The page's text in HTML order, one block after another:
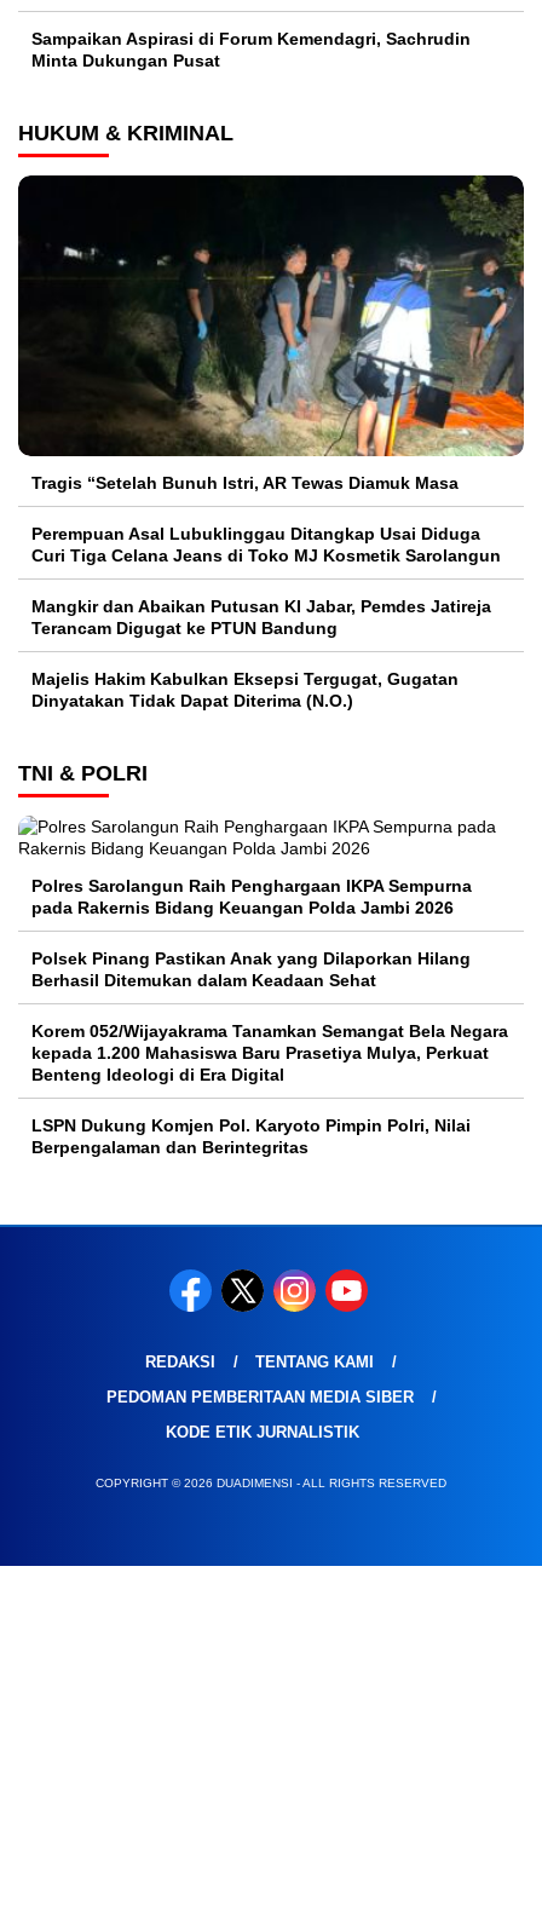
Sampaikan Aspirasi di Forum Kemendagri, Sachrudin
Minta Dukungan Pusat
HUKUM & KRIMINAL
Tragis “Setelah Bunuh Istri, AR Tewas Diamuk Masa
Perempuan Asal Lubuklinggau Ditangkap Usai Diduga
Curi Tiga Celana Jeans di Toko MJ Kosmetik Sarolangun
Mangkir dan Abaikan Putusan KI Jabar, Pemdes Jatireja
Terancam Digugat ke PTUN Bandung
Majelis Hakim Kabulkan Eksepsi Tergugat, Gugatan
Dinyatakan Tidak Dapat Diterima (N.O.)
TNI & POLRI
Polres Sarolangun Raih Penghargaan IKPA Sempurna
pada Rakernis Bidang Keuangan Polda Jambi 2026
Polsek Pinang Pastikan Anak yang Dilaporkan Hilang
Berhasil Ditemukan dalam Keadaan Sehat
Korem 052/Wijayakrama Tanamkan Semangat Bela Negara
kepada 1.200 Mahasiswa Baru Prasetiya Mulya, Perkuat
Benteng Ideologi di Era Digital
LSPN Dukung Komjen Pol. Karyoto Pimpin Polri, Nilai
Berpengalaman dan Berintegritas
REDAKSI
TENTANG KAMI
PEDOMAN PEMBERITAAN MEDIA SIBER
KODE ETIK JURNALISTIK
COPYRIGHT © 2026 DUADIMENSI - ALL RIGHTS RESERVED